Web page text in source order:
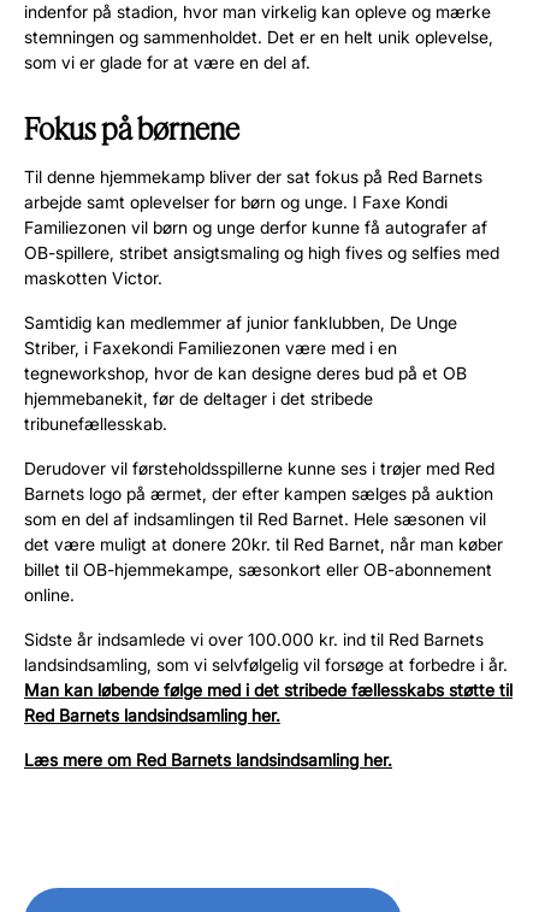
indenfor på stadion, hvor man virkelig kan opleve og mærke
stemningen og sammenholdet. Det er en helt unik oplevelse,
som vi er glade for at være en del af.
Fokus på børnene
Til denne hjemmekamp bliver der sat fokus på Red Barnets
arbejde samt oplevelser for børn og unge. I Faxe Kondi
Familiezonen vil børn og unge derfor kunne få autografer af
OB-spillere, stribet ansigtsmaling og high fives og selfies med
maskotten Victor.
Samtidig kan medlemmer af junior fanklubben, De Unge
Striber, i Faxekondi Familiezonen være med i en
tegneworkshop, hvor de kan designe deres bud på et OB
hjemmebanekit, før de deltager i det stribede
tribunefællesskab.
Derudover vil førsteholdsspillerne kunne ses i trøjer med Red
Barnets logo på ærmet, der efter kampen sælges på auktion
som en del af indsamlingen til Red Barnet. Hele sæsonen vil
det være muligt at donere 20kr. til Red Barnet, når man køber
billet til OB-hjemmekampe, sæsonkort eller OB-abonnement
online.
Sidste år indsamlede vi over 100.000 kr. ind til Red Barnets
landsindsamling, som vi selvfølgelig vil forsøge at forbedre i år.
Man kan løbende følge med i det stribede fællesskabs støtte til
Red Barnets landsindsamling her.
Læs mere om Red Barnets landsindsamling her.